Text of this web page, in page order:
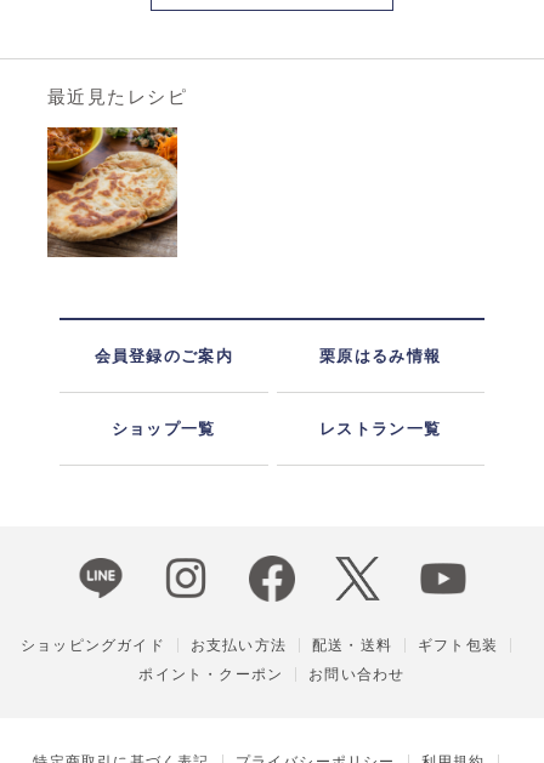
最近見たレシピ
会員登録のご案内 栗原はるみ情報
ショップ一覧 レストラン一覧
ショッピングガイド お支払い方法 配送・送料
ギフト包装
ポイント・クーポン
お問い合わせ